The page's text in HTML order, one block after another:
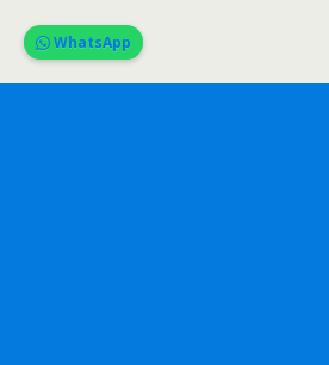
WhatsApp